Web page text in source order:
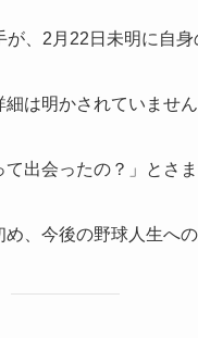
、2月22日未明に自身
は明かされていません
出会ったの？」とさ
、今後の野球人生へ